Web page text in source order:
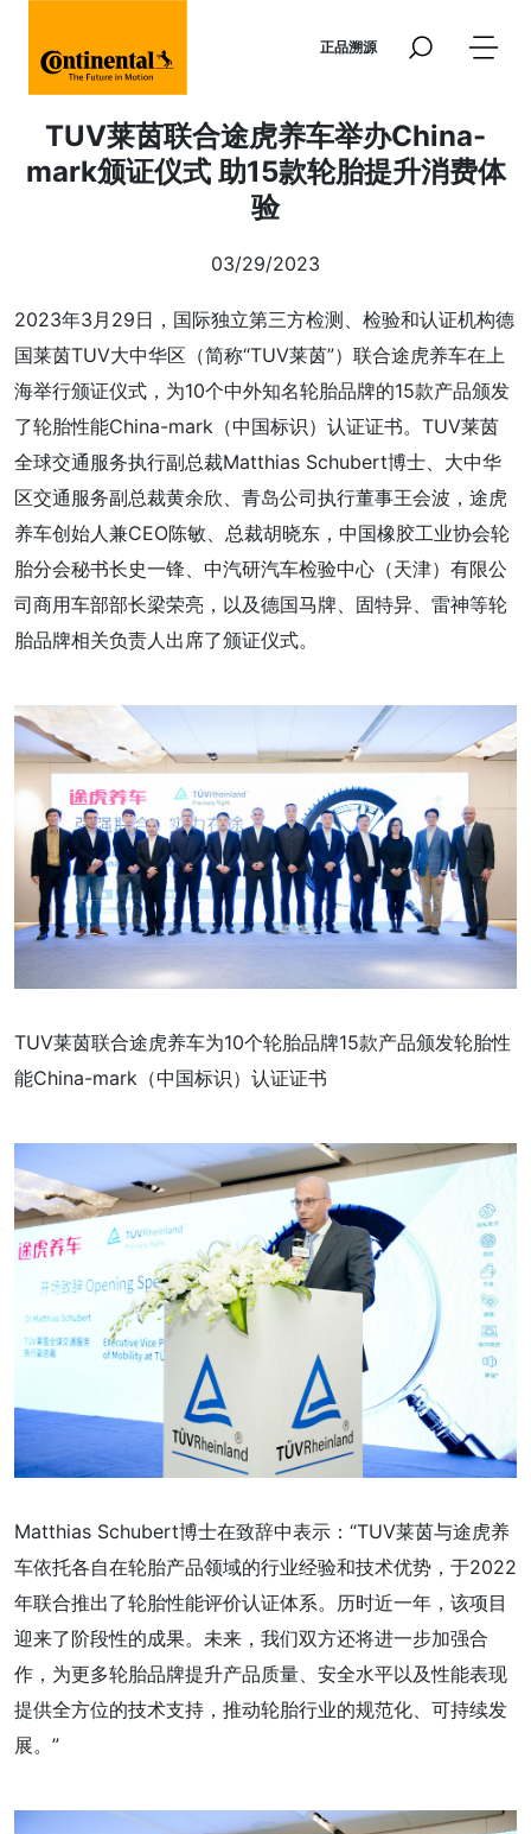
正品溯源
TUV莱茵联合途虎养车举办China-
mark颁证仪式 助15款轮胎提升消费体
验
03/29/2023
2023年3月29日，国际独立第三方检测、检验和认证机构德
国莱茵TUV大中华区（简称“TUV莱茵”）联合途虎养车在上
海举行颁证仪式，为10个中外知名轮胎品牌的15款产品颁发
了轮胎性能China-mark（中国标识）认证证书。TUV莱茵
全球交通服务执行副总裁Matthias Schubert博士、大中华
区交通服务副总裁黄余欣、青岛公司执行董事王会波，途虎
养车创始人兼CEO陈敏、总裁胡晓东，中国橡胶工业协会轮
胎分会秘书长史一锋、中汽研汽车检验中心（天津）有限公
司商用车部部长梁荣亮，以及德国马牌、固特异、雷神等轮
胎品牌相关负责人出席了颁证仪式。
TUV莱茵联合途虎养车为10个轮胎品牌15款产品颁发轮胎性
能China-mark（中国标识）认证证书
Matthias Schubert博士在致辞中表示：“TUV莱茵与途虎养
车依托各自在轮胎产品领域的行业经验和技术优势，于2022
年联合推出了轮胎性能评价认证体系。历时近一年，该项目
迎来了阶段性的成果。未来，我们双方还将进一步加强合
作，为更多轮胎品牌提升产品质量、安全水平以及性能表现
提供全方位的技术支持，推动轮胎行业的规范化、可持续发
展。”